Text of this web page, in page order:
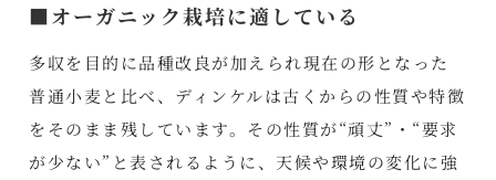
■オーガニック栽培に適している
多収を目的に品種改良が加えられ現在の形となった
普通小麦と比べ、ディンケルは古くからの性質や特徴
をそのまま残しています。その性質が“頑丈”・“要求
が少ない”と表されるように、天候や環境の変化に強